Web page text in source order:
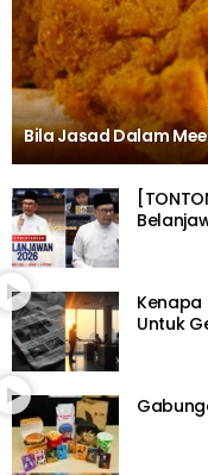
Bila Jasad Dalam
Kenapa
Untuk